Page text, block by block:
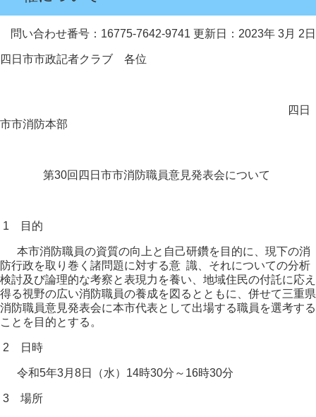
問い合わせ番号：16775-7642-9741 更新日：2023年 3月 2日
四日市市政記者クラブ 各位
四日
市市消防本部
第30回四日市市消防職員意見発表会について
1 目的
本市消防職員の資質の向上と自己研鑽を目的に、現下の消
防行政を取り巻く諸問題に対する意 識、それについての分析
検討及び論理的な考察と表現力を養い、地域住民の付託に応え
得る視野の広い消防職員の養成を図るとともに、併せて三重県
消防職員意見発表会に本市代表として出場する職員を選考する
ことを目的とする。
2 日時
令和5年3月8日（水）14時30分～16時30分
3 場所